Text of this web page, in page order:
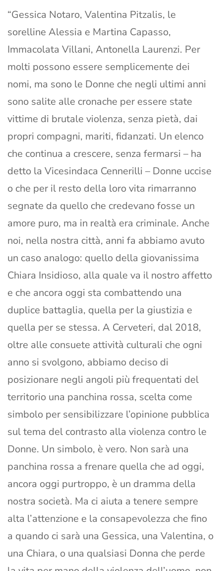
“Gessica Notaro, Valentina Pitzalis, le
sorelline Alessia e Martina Capasso,
Immacolata Villani, Antonella Laurenzi. Per
molti possono essere semplicemente dei
nomi, ma sono le Donne che negli ultimi anni
sono salite alle cronache per essere state
vittime di brutale violenza, senza pietà, dai
propri compagni, mariti, fidanzati. Un elenco
che continua a crescere, senza fermarsi – ha
detto la Vicesindaca Cennerilli – Donne uccise
o che per il resto della loro vita rimarranno
segnate da quello che credevano fosse un
amore puro, ma in realtà era criminale. Anche
noi, nella nostra città, anni fa abbiamo avuto
un caso analogo: quello della giovanissima
Chiara Insidioso, alla quale va il nostro affetto
e che ancora oggi sta combattendo una
duplice battaglia, quella per la giustizia e
quella per se stessa. A Cerveteri, dal 2018,
oltre alle consuete attività culturali che ogni
anno si svolgono, abbiamo deciso di
posizionare negli angoli più frequentati del
territorio una panchina rossa, scelta come
simbolo per sensibilizzare l’opinione pubblica
sul tema del contrasto alla violenza contro le
Donne. Un simbolo, è vero. Non sarà una
panchina rossa a frenare quella che ad oggi,
ancora oggi purtroppo, è un dramma della
nostra società. Ma ci aiuta a tenere sempre
alta l’attenzione e la consapevolezza che fino
a quando ci sarà una Gessica, una Valentina, o
una Chiara, o una qualsiasi Donna che perde